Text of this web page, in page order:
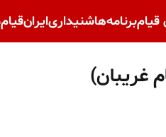
قیامبرنامه‌هاشنیداریایرانقیام
غریبان)